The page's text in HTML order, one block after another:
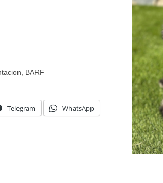
BARF
Telegram WhatsApp